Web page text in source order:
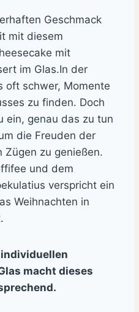
Geschmack
mit diesem
mit
im Glas.In der
oft schwer, Momente
zu finden. Doch
ein, genau das zu tun
die Freuden der
Zügen zu genießen.
und dem
verspricht ein
Weihnachten in
macht dieses